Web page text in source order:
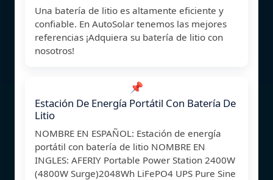
Una batería de litio es altamente eficiente y
confiable. En AutoSolar tenemos las mejores
referencias ¡Adquiera su batería de litio con
nosotros!
📌
Estación De Energía Portátil Con Batería De
Litio
NOMBRE EN ESPAÑOL: Estación de energía
portátil con batería de litio NOMBRE EN
INGLES: AFERIY Portable Power Station 2400W
(4800W Surge)2048Wh LiFePO4 UPS Pure Sine